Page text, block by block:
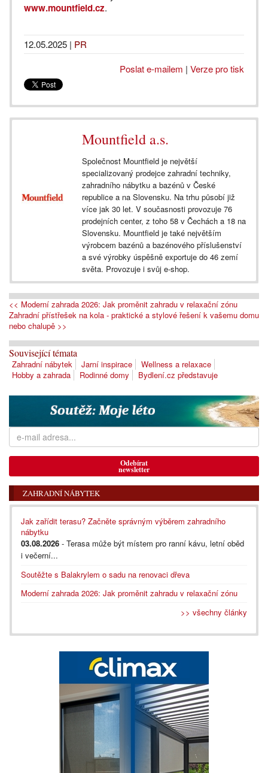
www.mountfield.cz.
12.05.2025 | PR
Poslat e-mailem | Verze pro tisk
Mountfield a.s.
Společnost Mountfield je největší
specializovaný prodejce zahradní techniky,
zahradního nábytku a bazénů v České
republice a na Slovensku. Na trhu působí již
více jak 30 let. V současnosti provozuje 76
prodejních center, z toho 58 v Čechách a 18 na
Slovensku. Mountfield je také největším
výrobcem bazénů a bazénového příslušenství
a své výrobky úspěšně exportuje do 46 zemí
světa. Provozuje i svůj e-shop.
<< Moderní zahrada 2026: Jak proměnit zahradu v relaxační zónu
Zahradní přístřešek na kola - praktické a stylové řešení k vašemu domu
nebo chalupě >>
Související témata
Zahradní nábytek Jarní inspirace
Wellness a relaxace
Hobby a zahrada
Rodinné domy Bydlení.cz představuje
Odebírat
newsletter
ZAHRADNÍ NÁBYTEK
Jak zařídit terasu? Začněte správným výběrem zahradního
nábytku
03.08.2026 - Terasa může být místem pro ranní kávu, letní oběd
i večerní...
Soutěžte s Balakrylem o sadu na renovaci dřeva
Moderní zahrada 2026: Jak proměnit zahradu v relaxační zónu
>> všechny články